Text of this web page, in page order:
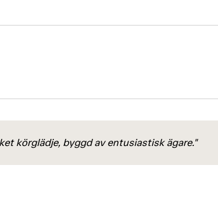
körglädje, byggd av entusiastisk ägare."